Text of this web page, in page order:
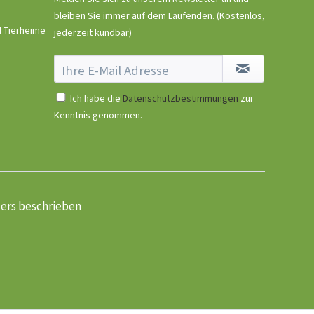
Tierheime
bleiben Sie immer auf dem Laufenden. (Kostenlos,
jederzeit kündbar)
Ich habe die Datenschutzbestimmungen zur
Kenntnis genommen.
beschrieben